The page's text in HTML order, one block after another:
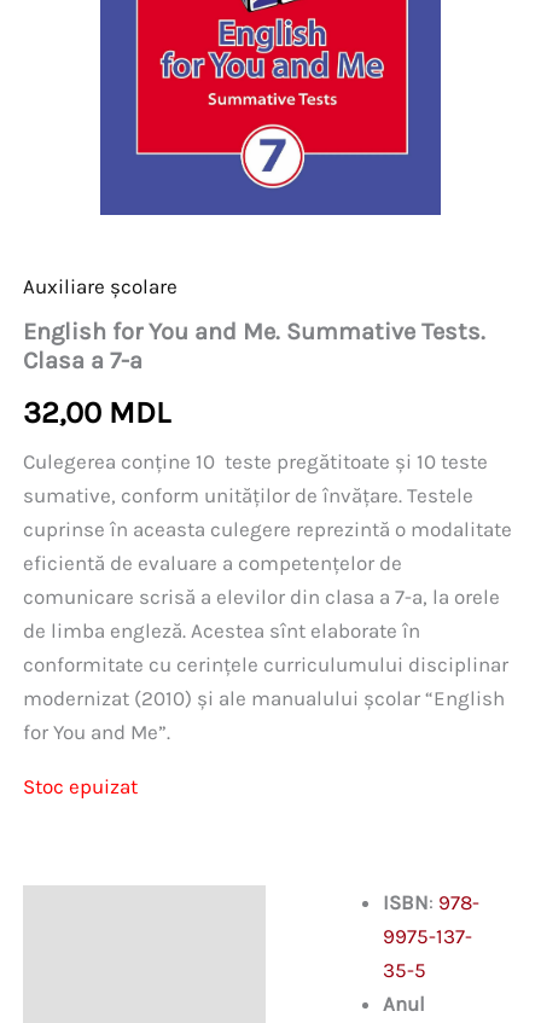
Auxiliare școlare
English for You and Me. Summative Tests.
Clasa a 7-a
32,00 MDL
Culegerea conține 10 teste pregătitoate și 10 teste
sumative, conform unităților de învățare. Testele
cuprinse în aceasta culegere reprezintă o modalitate
eficientă de evaluare a competențelor de
comunicare scrisă a elevilor din clasa a 7-a, la orele
de limba engleză. Acestea sînt elaborate în
conformitate cu cerințele curriculumului disciplinar
modernizat (2010) și ale manualului școlar “English
for You and Me”.
Stoc epuizat
ISBN: 978-
9975-137-
35-5
Anul